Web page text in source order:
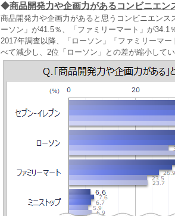
◆商品開発力や企画力があるコンビニエン
商品開発力や企画力があると思うコンビニエン
ーソン」が41.5％、「ファミリーマート」が34.1
2017年調査以降、「ローソン」「ファミリーマ
べて減少し、2位「ローソン」との差が縮小して